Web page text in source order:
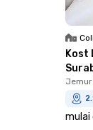
Kost
Jemur
mulai